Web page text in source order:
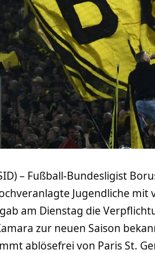
– Fußball-Bundesligist
Jugendliche mit
am Dienstag die
zur neuen Saison
ablösefrei von Paris St.